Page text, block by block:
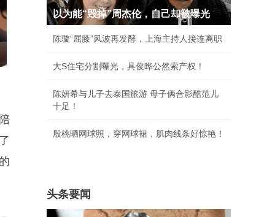
以为能“毁掉”周杰伦，自己却被曝光
陈璇“屈膝”风波再发酵，上海主持人接连离职
大S住宅分割曝光，具俊晔公然索产权！
陈妍希与儿子去泰国旅游 母子俩合影酷范儿
十足！
殷桃晒网球照，穿网球裙，肌肉线条好惊艳！
头条要闻